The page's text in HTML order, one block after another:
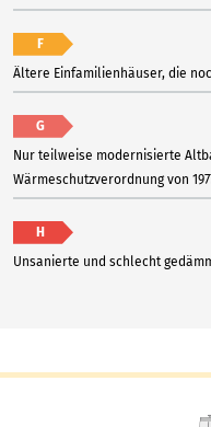
F
Ältere Einfamilienhäuser, die
G
Nur teilweise modernisierte
Wärmeschutzverordnung von
H
Unsanierte und schlecht